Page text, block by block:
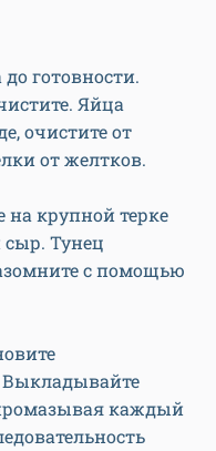
готовности.
Яйца
очистите от
от желтков.
на крупной терке
Тунец
с помощью
Выкладывайте
каждый